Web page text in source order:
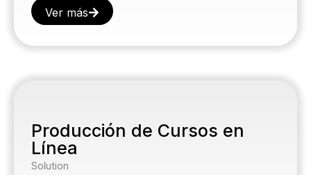
Ver más
Producción de Cursos en
Línea
Solution